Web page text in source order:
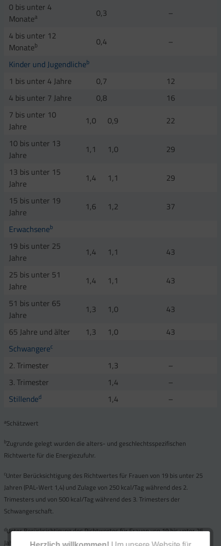
0 bis unter 4
Monatea 0,3
–
4 bis unter 12
Monateb 0,4
–
Kinder und Jugendlicheb
1 bis unter 4 Jahre 0,7
12
4 bis unter 7 Jahre
0,8
16
7 bis unter 10
Jahre
1,0 0,9
22
10 bis unter 13
Jahre
1,1 1,0
29
13 bis unter 15
Jahre
1,4 1,1
29
15 bis unter 19
Jahre
1,6 1,2
37
Erwachseneb
19 bis unter 25
Jahre
1,4 1,1
43
25 bis unter 51
Jahre
1,4 1,1
43
51 bis unter 65
Jahre
1,3 1,0
43
65 Jahre und älter
1,3 1,0
43
Schwangerec
2. Trimester 1,3
–
3. Trimester
1,4
–
Stillended 1,4 –
aSchätzwert
bZugrunde gelegt wurden die alters- und geschlechtsspezifischen
Richtwerte für die Energiezufuhr.
cUnter Berücksichtigung des Richtwertes für Frauen von 19 bis unter 25
Jahren (PAL-Wert 1,4) und Zulage von 250 kcal/Tag während des 2.
Trimesters und von 500 kcal/Tag während des 3. Trimesters der
Schwangerschaft.
dUnter Berücksichtigung des Richtwertes für Frauen von 19 bis unter 25
Jahren (PAL-Wert 1,4) und Zulage von 500 kcal/Tag für ausschließliches